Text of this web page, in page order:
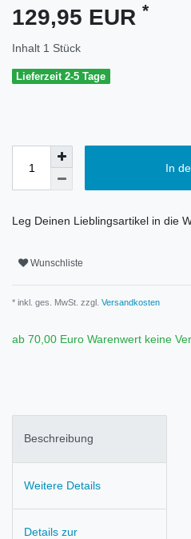
129,95 EUR *
Inhalt 1 Stück
Lieferzeit 2-5 Tage
In
Leg Deinen Lieblingsartikel in die
Wunschliste
* inkl. ges. MwSt. zzgl. Versandkosten
ab 70,00 Euro Warenwert keine
Beschreibung
Weitere Details
Details zur